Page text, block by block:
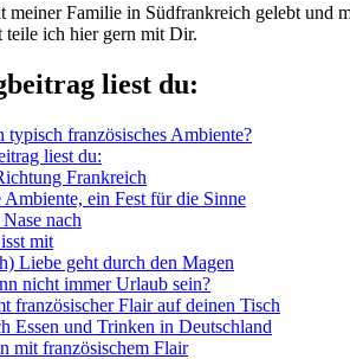
meiner Familie in Südfrankreich gelebt
teile ich hier gern mit Dir.
liest du:
typisch französisches Ambiente?
liest du:
Frankreich
Ambiente, ein Fest für die Sinne
nach
mit
Liebe geht durch den Magen
nicht immer Urlaub sein?
französischer Flair auf deinen Tisch
Essen und Trinken in Deutschland
mit französischem Flair